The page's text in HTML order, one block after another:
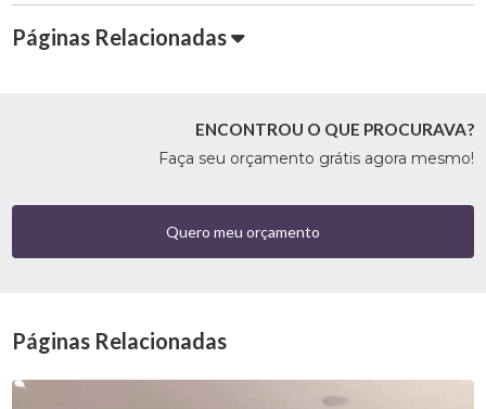
Páginas Relacionadas
ENCONTROU O QUE PROCURAVA?
Faça seu orçamento grátis agora mesmo!
Quero meu orçamento
Páginas Relacionadas